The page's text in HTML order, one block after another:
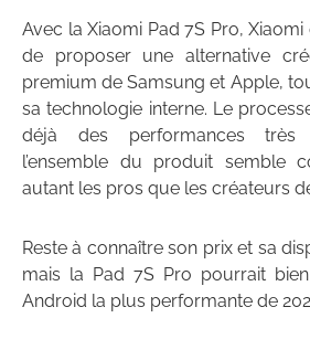
Avec la Xiaomi Pad 7S Pro,
de proposer une alternative
premium de Samsung et Apple,
sa technologie interne. Le
déjà des performances très
l’ensemble du produit semble
autant les pros que les créateurs
Reste à connaître son prix et sa
mais la Pad 7S Pro pourrait
Android la plus performante de